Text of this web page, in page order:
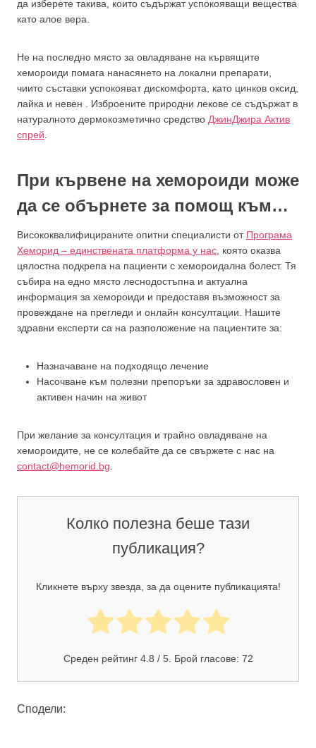
да изберете такива, които съдържат успокояващи вещества
като алое вера.
Не на последно място за овладяване на кървящите
хемороиди помага нанасянето на локални препарати,
чиито съставки успокояват дискомфорта, като цинков оксид,
лайка и невен . Изброените природни лекове се съдържат в
натуралното дермокозметично средство ДжинДжира Актив
спрей
При кървене на хемороиди може
да се обърнете за помощ към…
Висококвалифицираните опитни специалисти от Програма
Хеморид – единствената платформа у нас , която оказва
цялостна подкрепа на пациенти с хемороидална болест. Тя
събира на едно място леснодостъпна и актуална
информация за хемороиди и предоставя възможност за
провеждане на прегледи и онлайн консултации. Нашите
здравни експерти са на разположение на пациентите за:
Назначаване на подходящо лечение
Насочване към полезни препоръки за здравословен и
активен начин на живот
При желание за консултация и трайно овладяване на
хемороидите, не се колебайте да се свържете с нас на
contact@hemorid.bg
Колко полезна беше тази
публикация?
Кликнете върху звезда, за да оцените публикацията!
Среден рейтинг 4.8 / 5. Брой гласове: 72
Сподели: